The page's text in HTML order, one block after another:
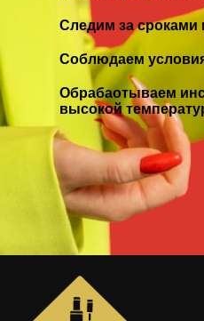
Следим за сроками
Соблюдаем
Обрабаотываем
высокой